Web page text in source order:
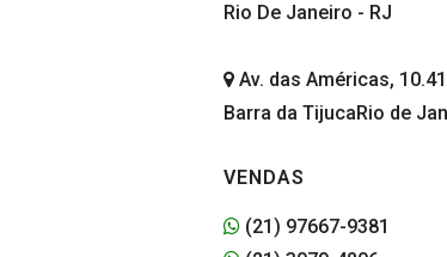
Rio De Janeiro - RJ
Av. das Américas,
Barra da TijucaRio de
VENDAS
(21) 97667-9381